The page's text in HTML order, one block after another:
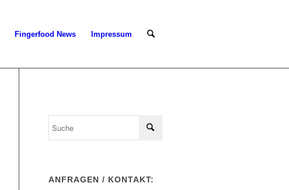
Fingerfood News Impressum
ANFRAGEN / KONTAKT: